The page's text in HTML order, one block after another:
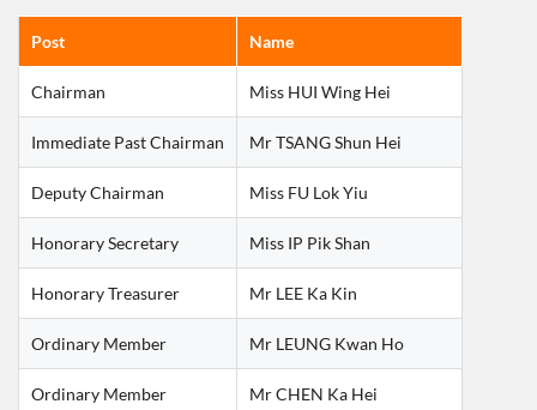
Post Name
Chairman Miss HUI Wing Hei
Immediate Past Chairman Mr TSANG Shun Hei
Deputy Chairman Miss FU Lok Yiu
Honorary Secretary Miss IP Pik Shan
Honorary Treasurer Mr LEE Ka Kin
Ordinary Member Mr LEUNG Kwan Ho
Ordinary Member Mr CHEN Ka Hei